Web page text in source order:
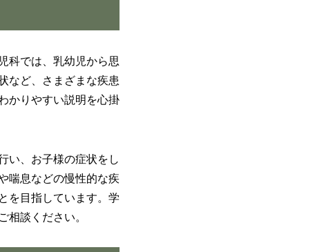
科では、乳幼児から思
など、さまざまな疾患
かりやすい説明を心掛
い、お子様の症状をし
喘息などの慢性的な疾
を目指しています。学
談ください。